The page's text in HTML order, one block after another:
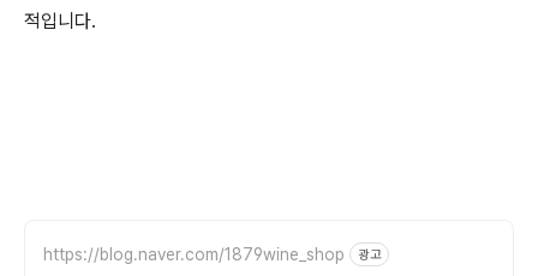
적입니다.
https://blog.naver.com/1879wine_shop 광고